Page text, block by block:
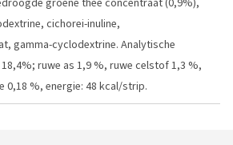
cichorei-inuline,
gamma-cyclodextrine. Analytische
ruwe as 1,9 %, ruwe celstof 1,3 %,
0,18 %, energie: 48 kcal/strip.